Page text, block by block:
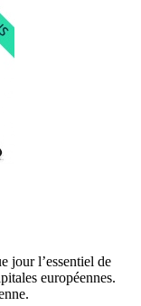
jour l’essentiel de
européennes.